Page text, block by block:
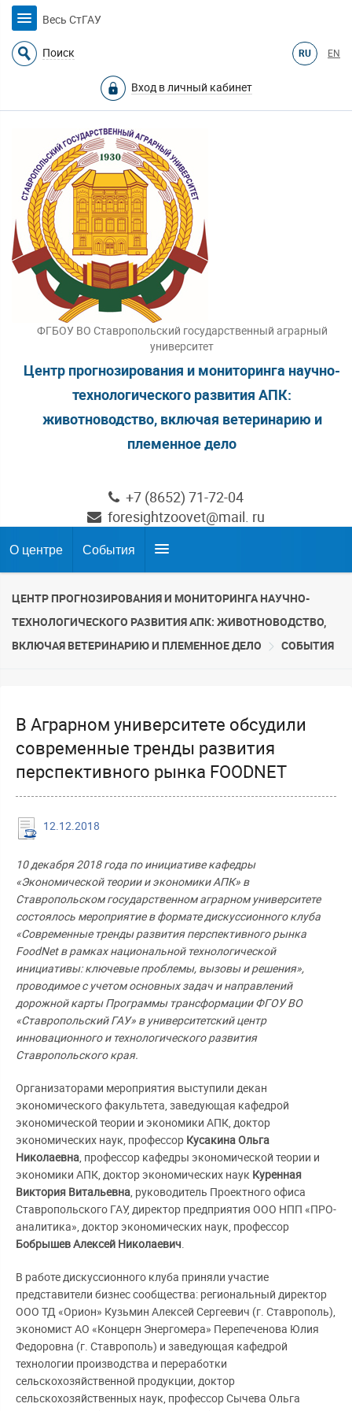
Весь СтГАУ
Поиск RU EN
Вход в личный кабинет
ФГБОУ ВО Ставропольский государственный аграрный
университет
Центр прогнозирования и мониторинга научно-
технологического развития АПК:
животноводство, включая ветеринарию и
племенное дело
+7 (8652) 71-72-04
foresightzoovet@mail. ru
О центре События
ЦЕНТР ПРОГНОЗИРОВАНИЯ И МОНИТОРИНГА НАУЧНО-
ТЕХНОЛОГИЧЕСКОГО РАЗВИТИЯ АПК: ЖИВОТНОВОДСТВО,
ВКЛЮЧАЯ ВЕТЕРИНАРИЮ И ПЛЕМЕННОЕ ДЕЛО
СОБЫТИЯ
В Аграрном университете обсудили
современные тренды развития
перспективного рынка FOODNET
12.12.2018
10 декабря 2018 года по инициативе кафедры
«Экономической теории и экономики АПК» в
Ставропольском государственном аграрном университете
состоялось мероприятие в формате дискуссионного клуба
«Современные тренды развития перспективного рынка
FoodNet в рамках национальной технологической
инициативы: ключевые проблемы, вызовы и решения»,
проводимое с учетом основных задач и направлений
дорожной карты Программы трансформации ФГОУ ВО
«Ставропольский ГАУ» в университетский центр
инновационного и технологического развития
Ставропольского края.
Организаторами мероприятия выступили декан
экономического факультета, заведующая кафедрой
экономической теории и экономики АПК, доктор
экономических наук, профессор Кусакина Ольга
Николаевна , профессор кафедры экономической теории и
экономики АПК, доктор экономических наук Куренная
Виктория Витальевна , руководитель Проектного офиса
Ставропольского ГАУ, директор предприятия ООО НПП «ПРО-
аналитика», доктор экономических наук, профессор
Бобрышев Алексей Николаевич
В работе дискуссионного клуба приняли участие
представители бизнес сообщества: региональный директор
ООО ТД «Орион» Кузьмин Алексей Сергеевич (г. Ставрополь),
экономист АО «Концерн Энергомера» Перепеченова Юлия
Федоровна (г. Ставрополь) и заведующая кафедрой
технологии производства и переработки
сельскохозяйственной продукции, доктор
сельскохозяйственных наук, профессор Сычева Ольга